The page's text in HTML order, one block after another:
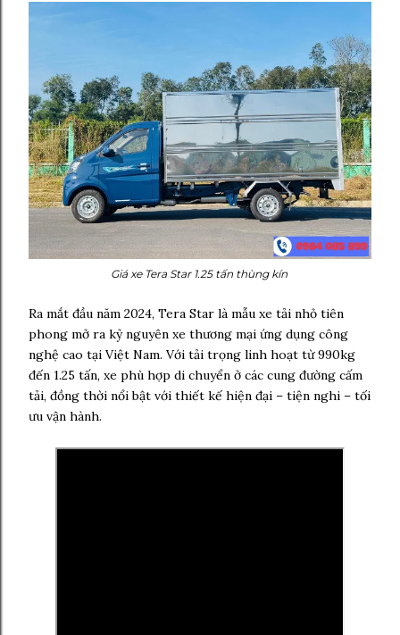
Giá xe Tera Star 1.25 tấn thùng kín
Ra mắt đầu năm 2024, Tera Star là mẫu xe tải nhỏ tiên
phong mở ra kỷ nguyên xe thương mại ứng dụng công
nghệ cao tại Việt Nam. Với tải trọng linh hoạt từ 990kg
đến 1.25 tấn, xe phù hợp di chuyển ở các cung đường cấm
tải, đồng thời nổi bật với thiết kế hiện đại – tiện nghi – tối
ưu vận hành.